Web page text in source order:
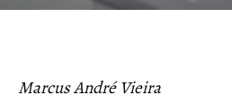
Marcus André Vieira